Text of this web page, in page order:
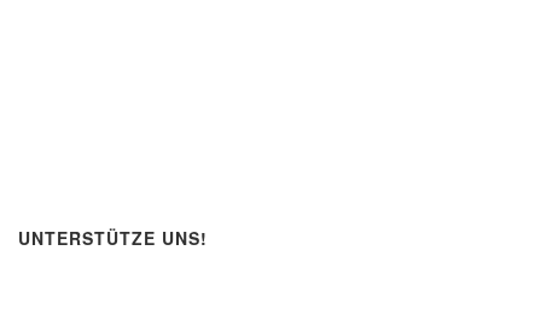
UNTERSTÜTZE UNS!